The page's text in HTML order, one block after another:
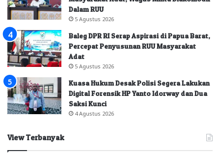
Dalam RUU
5 Agustus 2026
Baleg DPR RI Serap Aspirasi di Papua Barat,
Percepat Penyusunan RUU Masyarakat
Adat
5 Agustus 2026
Kuasa Hukum Desak Polisi Segera Lakukan
Digital Forensik HP Yanto Idorway dan Dua
Saksi Kunci
4 Agustus 2026
View Terbanyak